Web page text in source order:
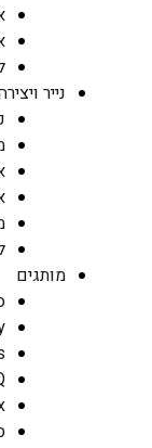
נייר
מותגים